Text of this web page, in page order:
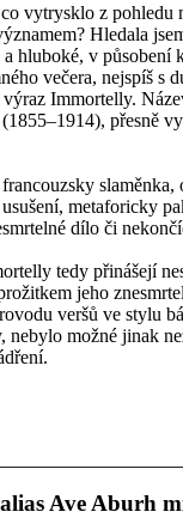
vytrysklo z pohledu
Hledala
a hluboké, v působení
večera, nejspíš s
Immortelly.
přesně
slaměnka,
metaforicky
dílo či
tedy přinášejí
jeho
veršů ve stylu
nebylo možné jinak
Ave Aburh